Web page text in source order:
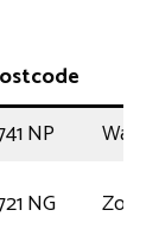
NP
NG